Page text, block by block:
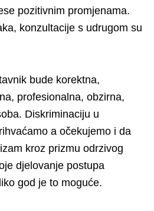
pozitivnim promjenama.
konzultacije s udrugom su
bude korektna,
profesionalna, obzirna,
Diskriminaciju u
a očekujemo i da
kroz prizmu odrzivog
djelovanje postupa
god je to moguće.